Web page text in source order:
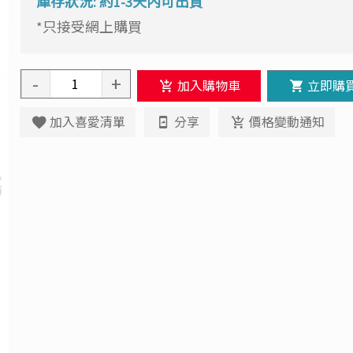
*只接受網上購買
+
- 加入購物車 立即購
加入喜愛清單 分享 價格變動通知